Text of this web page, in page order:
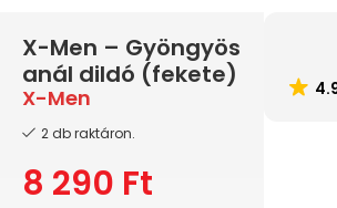
X-Men – Gyöngyös
anál dildó (fekete)
X-Men
2 db raktáron.
8 290 Ft